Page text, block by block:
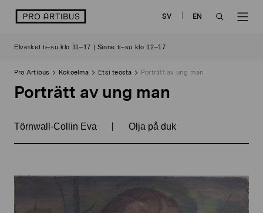
sisältöön
logo SV
EN
Elverket ti–su klo 11–17 | Sinne ti–su klo 12–17
Pro Artibus Kokoelma Etsi teosta Porträtt av ung man
Porträtt av ung man
Törnwall-Collin Eva | Olja på duk